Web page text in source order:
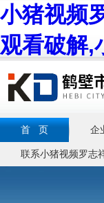
小猪视频
观看破解,
首 页 企
联系小猪视频罗志